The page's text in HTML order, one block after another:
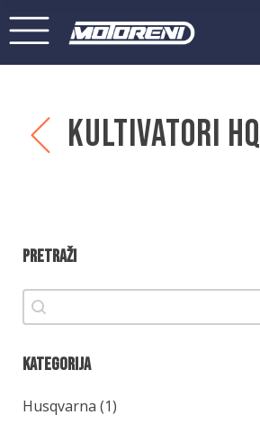
Kultivatori HQ
Pretraži
Pretraži
Pretraži
Kategorija
Kategorija
Husqvarna (1)